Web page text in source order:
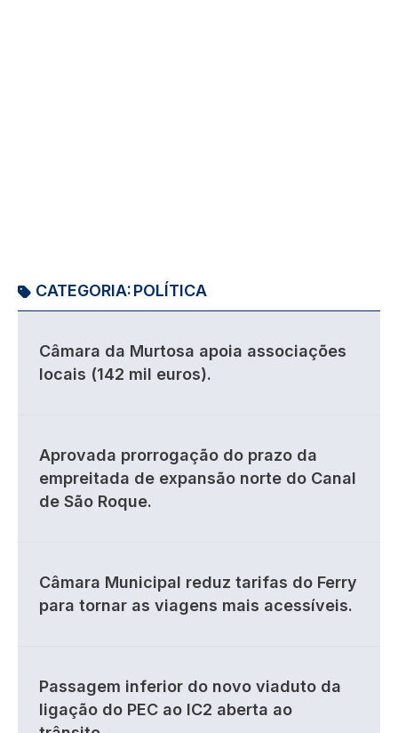
CATEGORIA:POLÍTICA
Câmara da Murtosa apoia associações
locais (142 mil euros).
Aprovada prorrogação do prazo da
empreitada de expansão norte do Canal
de São Roque.
Câmara Municipal reduz tarifas do Ferry
para tornar as viagens mais acessíveis.
Passagem inferior do novo viaduto da
ligação do PEC ao IC2 aberta ao